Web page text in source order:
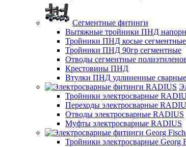
Сегментные фитинги
Вытяжные тройники ПНД
Тройники ПНД косые сегментные
Тройники ПНД 90гр сегментные
Отводы сегментные
Крестовины ПНД
Втулки ПНД удлиненные сварные
Тройники электросварные
Переходы электросварные
Отводы электросварные RADIUS
Муфты электросварные RADIUS
Тройники электросварные Georg